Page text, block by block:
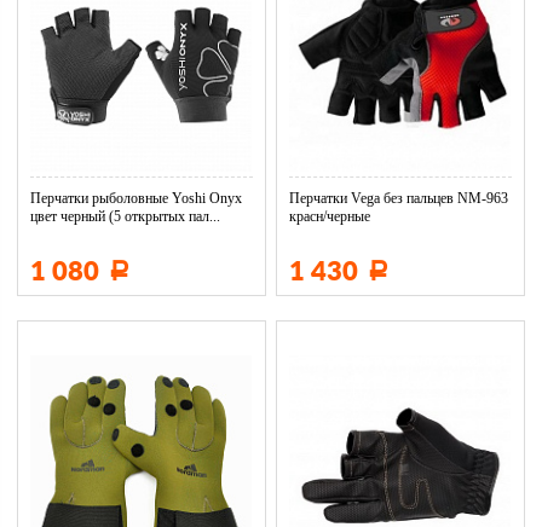
Перчатки рыболовные Yoshi Onyx
цвет черный (5 открытых пал...
1 080 Р
Перчатки Vega без пальцев NM-963
красн/черные
1 430 Р